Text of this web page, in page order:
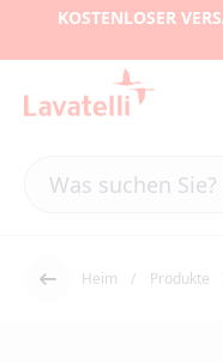
KOSTENLOSER
Der Rücken
Heim Produkte